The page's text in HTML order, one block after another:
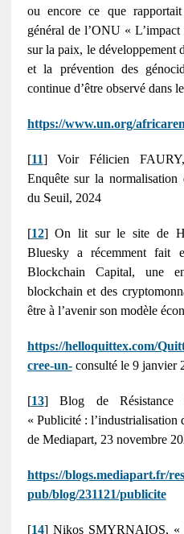
ou encore ce que
général de l’ONU «
sur la paix, le développement
et la prévention des
continue d’être observé dans
https://www.un.org/
[11] Voir Félicien FAURY,
Enquête sur la
du Seuil, 2024
[12] On lit sur le site de
Bluesky a récemment fait
Blockchain Capital, une
blockchain et des
être à l’avenir son modèle
https://helloquittex.com/
cree-un-consulté le 9 janvier
[13] Blog de Résistance
« Publicité :
de Mediapart, 23 novembre
https://blogs.mediapart.fr/
pub/blog/231121/publicite
[14] Nikos SMYRNAIOS, «